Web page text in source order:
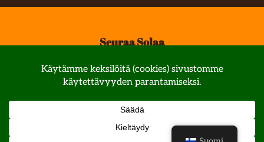
Seuraa Solaa
© All rights reserved